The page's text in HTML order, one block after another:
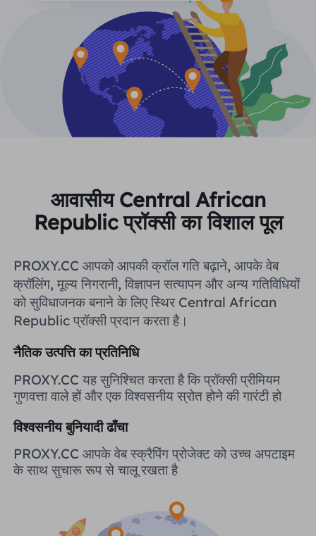
लंबे समय से अभिनय आईएसपी प्रॉक्सी
एसईओ निगरानी
विज्ञापन सत्यापन
वेब स्क्रैपिंग और क्रॉलिंग
प्रॉक्सी चेकर
संयुक्त राज्य अमेरिका
यूनाइटेड किंगडम
ब्राज़िल
अधिक एकीकरण
अक्सर पूछे जाने वाले प्रश्न
ब्लॉग
उपयोगकर्ता गाइड
अधिक एकीकरण
English
Việt Nam
Indonesia
Русский
हिंदी
Português
आनंद लेना77% की छूटऔर अभी कार्य करें!
आवासीय $0/GB असीमित $0/दिन
आवासीय Central African
Republic प्रॉक्सी का विशाल पूल
PROXY.CC आपको आपकी क्रॉल गति बढ़ाने, आपके वेब
क्रॉलिंग, मूल्य निगरानी, ​​विज्ञापन सत्यापन और अन्य गतिविधियों
को सुविधाजनक बनाने के लिए स्थिर Central African
Republic प्रॉक्सी प्रदान करता है।
नैतिक उत्पत्ति का प्रतिनिधि
PROXY.CC यह सुनिश्चित करता है कि प्रॉक्सी प्रीमियम
गुणवत्ता वाले हों और एक विश्वसनीय स्रोत होने की गारंटी हो
विश्वसनीय बुनियादी ढाँचा
PROXY.CC आपके वेब स्क्रैपिंग प्रोजेक्ट को उच्च अपटाइम
के साथ सुचारू रूप से चालू रखता है